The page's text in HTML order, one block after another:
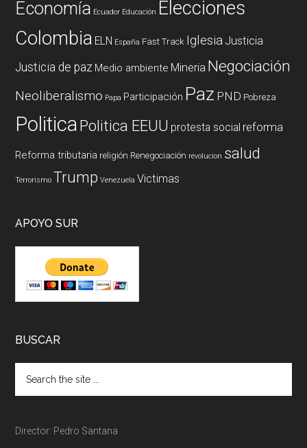
Economía Ecuador Educación Elecciones
Colombia ELN España Fast Track Iglesia Justicia
Justicia de paz Medio ambiente Mineria Negociación
Neoliberalismo Papa Participación Paz PND Pobreza
PoliticaPolitica EEUU protesta social reforma
Reforma tributaria religión Renegociación revolucion salud
Terrorismo Trump Venezuela Victimas
APOYO SUR
BUSCAR
Director: Pedro Santana